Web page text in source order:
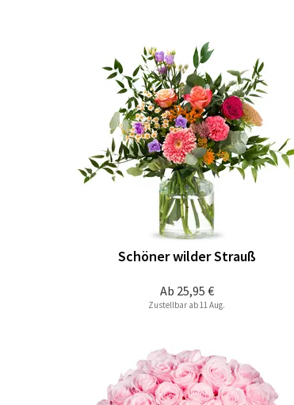
Ab 25,95 €
Schöner wilder Strauß
Zustellbar ab 11 Aug.